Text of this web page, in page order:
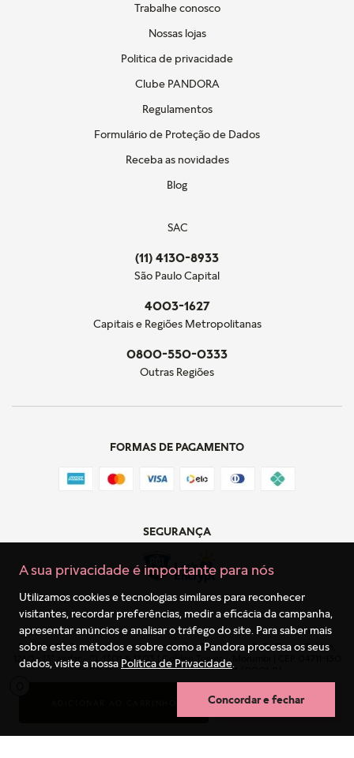
A sua privacidade é importante para nós
Utilizamos cookies e tecnologias similares para reconhecer
visitantes, recordar preferências, medir a eficácia da campanha,
apresentar anúncios e analisar o tráfego do site. Para saber mais
sobre estes métodos e sobre como a Pandora processa os seus
dados, visite a nossa Política de Privacidade
Concordar e fechar
COMPRA RÁPIDA
Trabalhe conosco
Nossas lojas
Politica de privacidade
Clube PANDORA
Regulamentos
Formulário de Proteção de Dados
Receba as novidades
Blog
SAC
(11) 4130-8933
São Paulo Capital
4003-1627
Capitais e Regiões Metropolitanas
0800-550-0333
Outras Regiões
FORMAS DE PAGAMENTO
SEGURANÇA
Pandora Do Brasil Comércio E Importação LTDA | Avenida Dr Chucri Zaidan,
1240 - 13º andar - Cj. 1301 & 1303 | Golden Tower – Morumbi | CEP 04711-130
São Paulo – SP | Brazil | CNPJ: 11.023.174/0001-96